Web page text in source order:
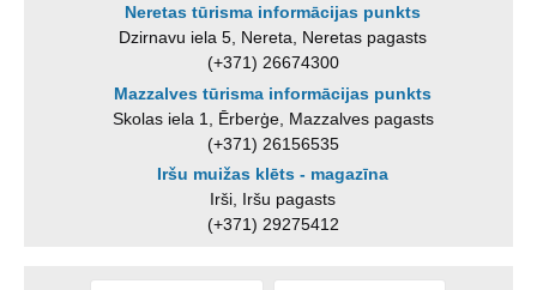
Neretas tūrisma informācijas punkts
Dzirnavu iela 5, Nereta, Neretas pagasts
(+371) 26674300
Mazzalves tūrisma informācijas punkts
Skolas iela 1, Ērberģe, Mazzalves pagasts
(+371) 26156535
Iršu muižas klēts - magazīna
Irši, Iršu pagasts
(+371) 29275412